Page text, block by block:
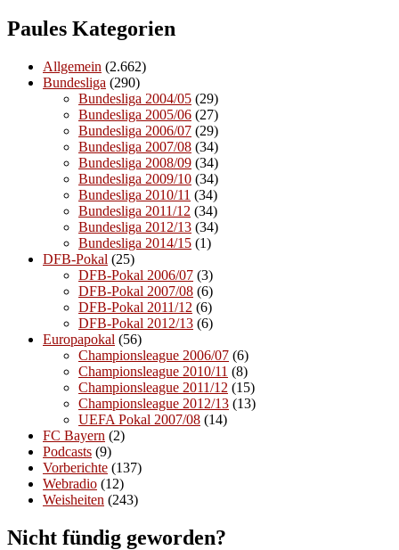
Paules Kategorien
Allgemein (2.662)
Bundesliga (290)
Bundesliga 2004/05 (29)
Bundesliga 2005/06 (27)
Bundesliga 2006/07 (29)
Bundesliga 2007/08 (34)
Bundesliga 2008/09 (34)
Bundesliga 2009/10 (34)
Bundesliga 2010/11 (34)
Bundesliga 2011/12 (34)
Bundesliga 2012/13 (34)
Bundesliga 2014/15 (1)
DFB-Pokal (25)
DFB-Pokal 2006/07 (3)
DFB-Pokal 2007/08 (6)
DFB-Pokal 2011/12 (6)
DFB-Pokal 2012/13 (6)
Europapokal (56)
Championsleague 2006/07 (6)
Championsleague 2010/11 (8)
Championsleague 2011/12 (15)
Championsleague 2012/13 (13)
UEFA Pokal 2007/08 (14)
FC Bayern (2)
Podcasts (9)
Vorberichte (137)
Webradio (12)
Weisheiten (243)
Nicht fündig geworden?